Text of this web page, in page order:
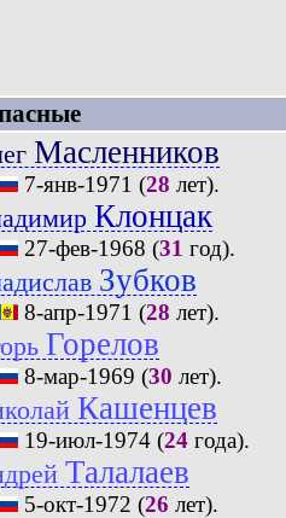
Масленников
7-янв-1971 (28 лет).
Клонцак
27-фев-1968 (31 год).
Зубков
8-апр-1971 (28 лет).
Горелов
8-мар-1969 (30 лет).
Кашенцев
19-июл-1974(24года).
Талалаев
5-окт-1972 (26 лет).